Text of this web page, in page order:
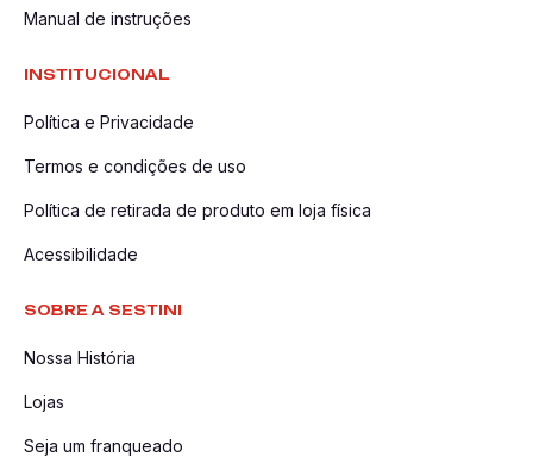
Manual de instruções
INSTITUCIONAL
Política e Privacidade
Termos e condições de uso
Política de retirada de produto em loja física
Acessibilidade
SOBRE A SESTINI
Nossa História
Lojas
Seja um franqueado